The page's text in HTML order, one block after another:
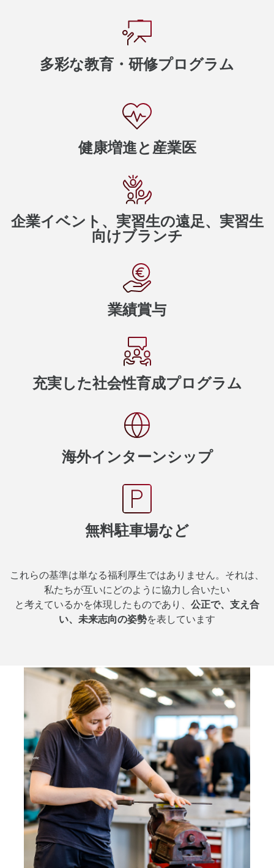
多彩な教育・研修プログラム
健康増進と産業医
企業イベント、実習生の遠足、実習生
向けブランチ
業績賞与
充実した社会性育成プログラム
海外インターンシップ
無料駐車場など
これらの基準は単なる福利厚生ではありません。それは、
私たちが互いにどのように協力し合いたい
と考えているかを体現したものであり、 公正で、支え合
い、未来志向の姿勢を表しています